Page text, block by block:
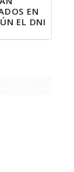
EN
EL DNI